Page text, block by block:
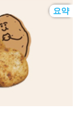
요약